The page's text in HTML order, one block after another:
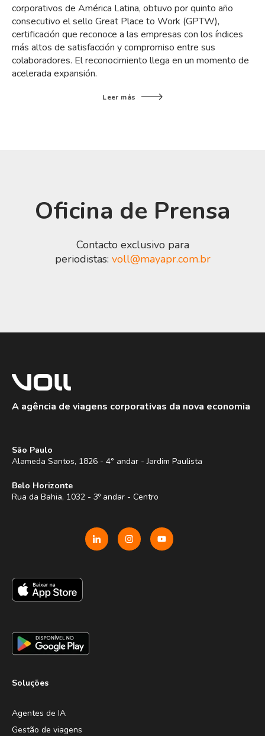
corporativos de América Latina, obtuvo por quinto año
consecutivo el sello Great Place to Work (GPTW),
certificación que reconoce a las empresas con los índices
más altos de satisfacción y compromiso entre sus
colaboradores. El reconocimiento llega en un momento de
acelerada expansión.
Leer más
Oficina de Prensa
Contacto exclusivo para
periodistas: voll@mayapr.com.br
A agência de viagens corporativas da nova economia
São Paulo
Alameda Santos, 1826 - 4° andar - Jardim Paulista
Belo Horizonte
Rua da Bahia, 1032 - 3º andar - Centro
Soluções
Agentes de IA
Gestão de viagens